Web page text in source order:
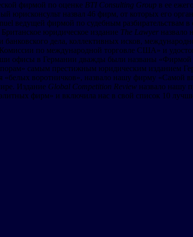
фирмой по оценке BTI Consulting Group в ее
юрисконсульт назвал 46 фирм, от которых его
ведущей фирмой по судебным
юридическое издание The Lawyer назвало
дела, коллективных исков,
по международной торговле США» и
в Германии дважды были названы «Фирмой
самым престижным юридическим изданием
«белых воротничков», назвало нашу фирму «Самой
Издание Global Competition Review назвало нашу
фирм» и включила нас в свой список 10